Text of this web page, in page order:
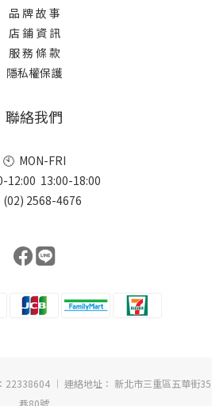
品 牌 故 事
店 鋪 資 訊
服 務 條 款
隱私權保護
聯絡我們
🕙 MON-FRI
13:00-18:00
2568-4676
22338604 ︱ 連絡地址： 新北市三重區五華街35
巷80號